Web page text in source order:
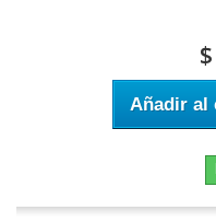
Añadir al